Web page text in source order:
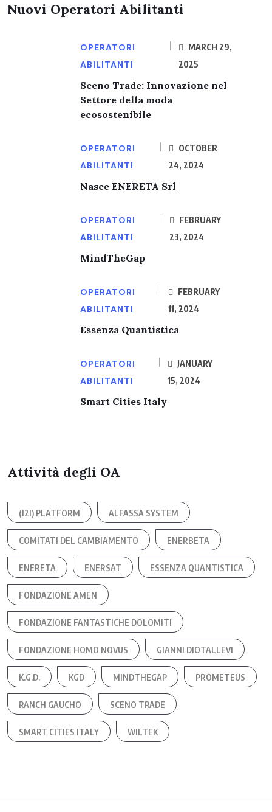
Nuovi Operatori Abilitanti
OPERATORI
ABILITANTI
MARCH 29,
2025
Sceno Trade: Innovazione nel
Settore della moda
ecosostenibile
OPERATORI
ABILITANTI
OCTOBER
24, 2024
Nasce ENERETA Srl
OPERATORI
ABILITANTI
FEBRUARY
23, 2024
MindTheGap
OPERATORI
ABILITANTI
FEBRUARY
11, 2024
Essenza Quantistica
OPERATORI
ABILITANTI
JANUARY
15, 2024
Smart Cities Italy
Attività degli OA
(I2I) PLATFORM ALFASSA SYSTEM
COMITATI DEL CAMBIAMENTO ENERBETA
ENERETA ENERSAT ESSENZA QUANTISTICA
FONDAZIONE AMEN
FONDAZIONE FANTASTICHE DOLOMITI
FONDAZIONE HOMO NOVUS GIANNI DIOTALLEVI
K.G.D. KGD MINDTHEGAP PROMETEUS
RANCH GAUCHO SCENO TRADE
SMART CITIES ITALY WILTEK